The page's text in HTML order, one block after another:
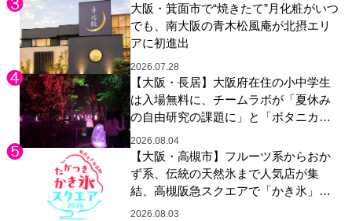
大阪・箕面市で“焼きたて”月化粧がいつ
でも、南大阪の青木松風庵が北摂エリ
アに初進出
2026.07.28
【大阪・長居】大阪府在住の小中学生
は入場無料に、チームラボが「夏休み
の自由研究の課題に」と「ボタニカル
ガーデン 大阪」へ招待
2026.08.04
【大阪・高槻市】フルーツ系からおか
ず系、伝統の天然氷まで人気店が集
結、高槻阪急スクエアで「かき氷」祭
り
2026.08.03